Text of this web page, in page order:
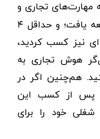
مهارت‌های تجاری و
فناوری شما به‌میزان قابل قبول توسعه یافت؛ و حداقل ۴
نیز کسب کردید،
هوش تجاری به
هم‌چنین اگر در
پس از کسب این
شغلی خود را برای